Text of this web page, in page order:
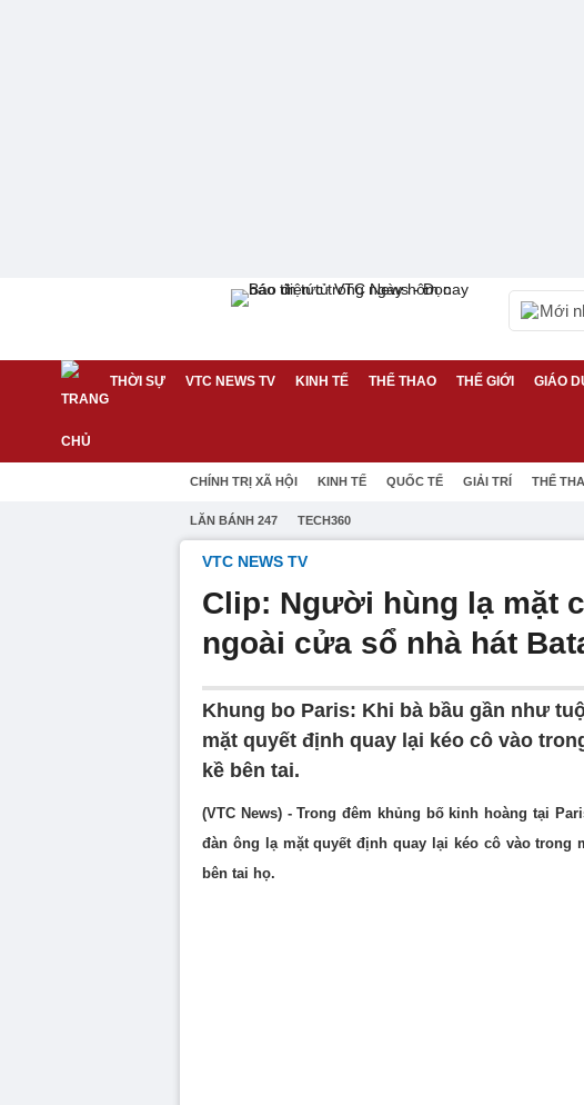
Mới
THỜI SỰ VTC NEWS TV KINH TẾ THỂ THAO THẾ GIỚI GIÁO
CHÍNH TRỊ XÃ HỘI KINH TẾ QUỐC TẾ GIẢI TRÍ THỂ
LĂN BÁNH 247 TECH360
VTC NEWS TV
Clip: Người hùng lạ mặt
ngoài cửa sổ nhà hát
Khung bo Paris: Khi bà bầu gần như
mặt quyết định quay lại kéo cô vào
kề bên tai.
(VTC News) - Trong đêm khủng bố kinh hoàng tại
đàn ông lạ mặt quyết định quay lại kéo cô vào
bên tai họ.